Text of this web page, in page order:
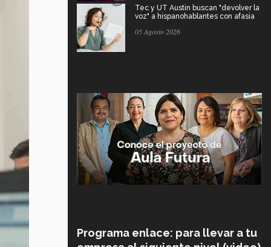
Tec y UT Austin buscan "devolver la
voz" a hispanohablantes con afasia
05 Agosto 2026
Programa enlace: para llevar a tu